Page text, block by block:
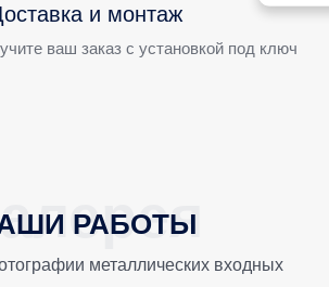
и монтаж
ваш заказ с установкой под ключ
РАБОТЫ
металлических входных